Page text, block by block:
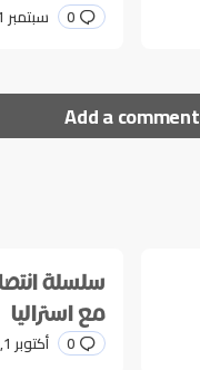
0 سبتمبر 1, 2014
Add a comment
سلسلة
مع استراليا
0 أكتوبر 1, 2014